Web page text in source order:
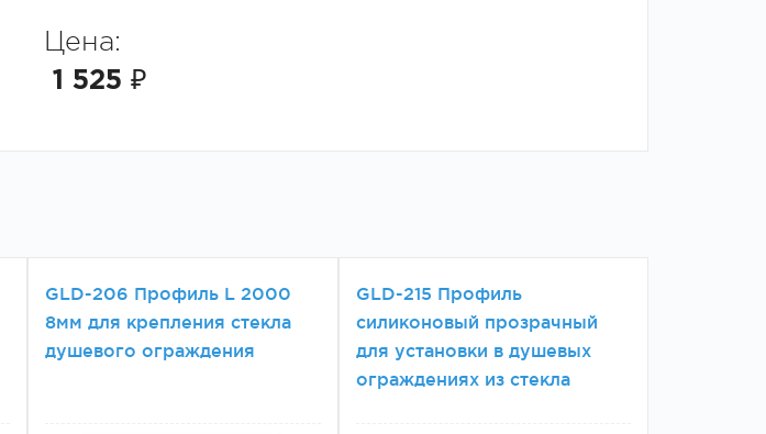
Цена:
1 525 ₽
GLD-206 Профиль L 2000
8мм для крепления стекла
душевого ограждения
GLD-215 Профиль
силиконовый прозрачный
для установки в душевых
ограждениях из стекла